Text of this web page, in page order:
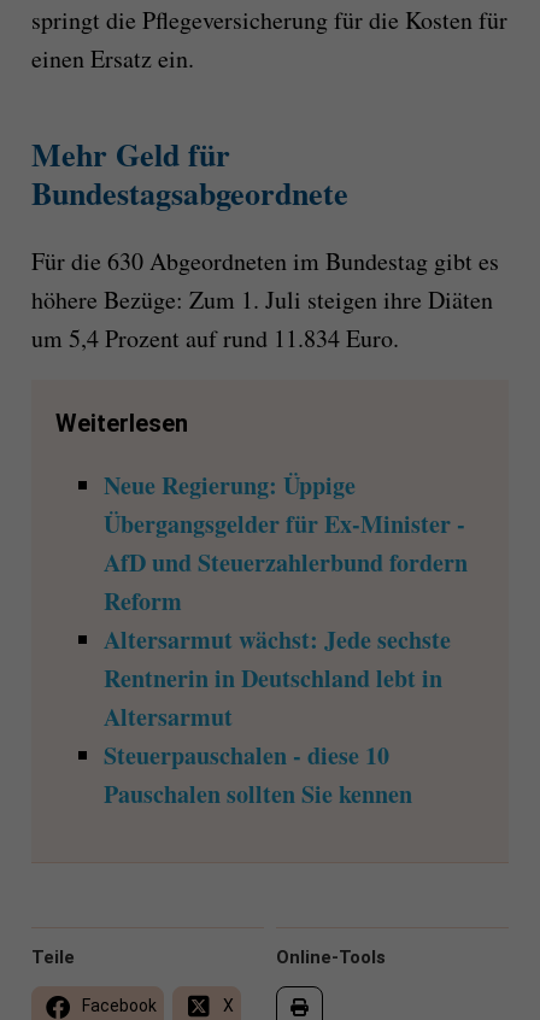
springt die Pflegeversicherung für die Kosten für
einen Ersatz ein.
Mehr Geld für
Bundestagsabgeordnete
Für die 630 Abgeordneten im Bundestag gibt es
höhere Bezüge: Zum 1. Juli steigen ihre Diäten
um 5,4 Prozent auf rund 11.834 Euro.
Weiterlesen
Neue Regierung: Üppige
Übergangsgelder für Ex-Minister -
AfD und Steuerzahlerbund fordern
Reform
Altersarmut wächst: Jede sechste
Rentnerin in Deutschland lebt in
Altersarmut
Steuerpauschalen - diese 10
Pauschalen sollten Sie kennen
Online-Tools
Teile
Facebook X